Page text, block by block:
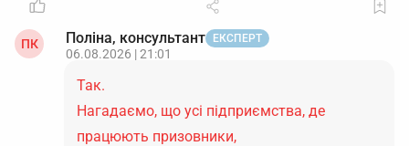
ПК Поліна, консультант ЕКСПЕРТ
06.08.2026 | 21:01
Так.
Нагадаємо, що усі підприємства, де
працюють призовники,